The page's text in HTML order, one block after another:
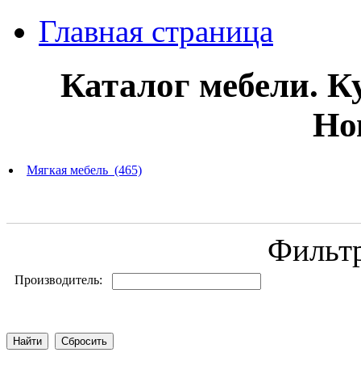
Главная страница
Каталог мебели.
Мягкая мебель (465)
Производитель: